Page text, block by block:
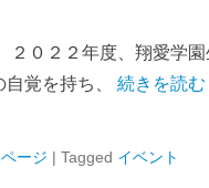
２０２２年度、翔愛学
覚を持ち、 続きを読
ージ | Tagged イベント